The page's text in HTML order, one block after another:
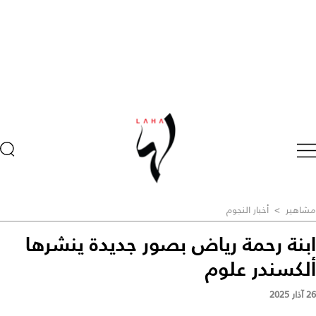
مشاهير > أخبار النجوم
ابنة رحمة رياض بصور جديدة ينشرها
ألكسندر علوم
26 آذار 2025